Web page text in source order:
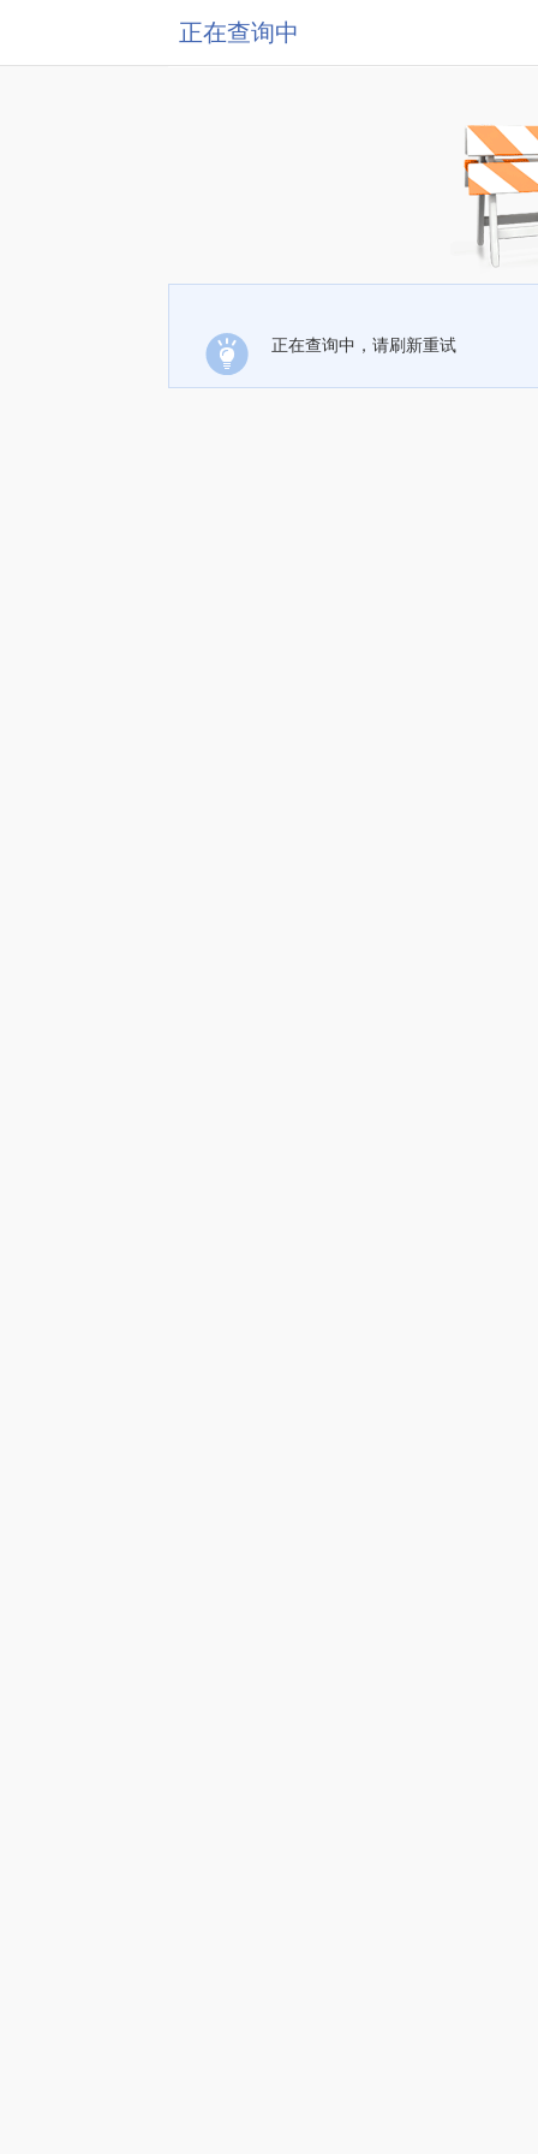
正在查询中
正在查询中，请刷新重试